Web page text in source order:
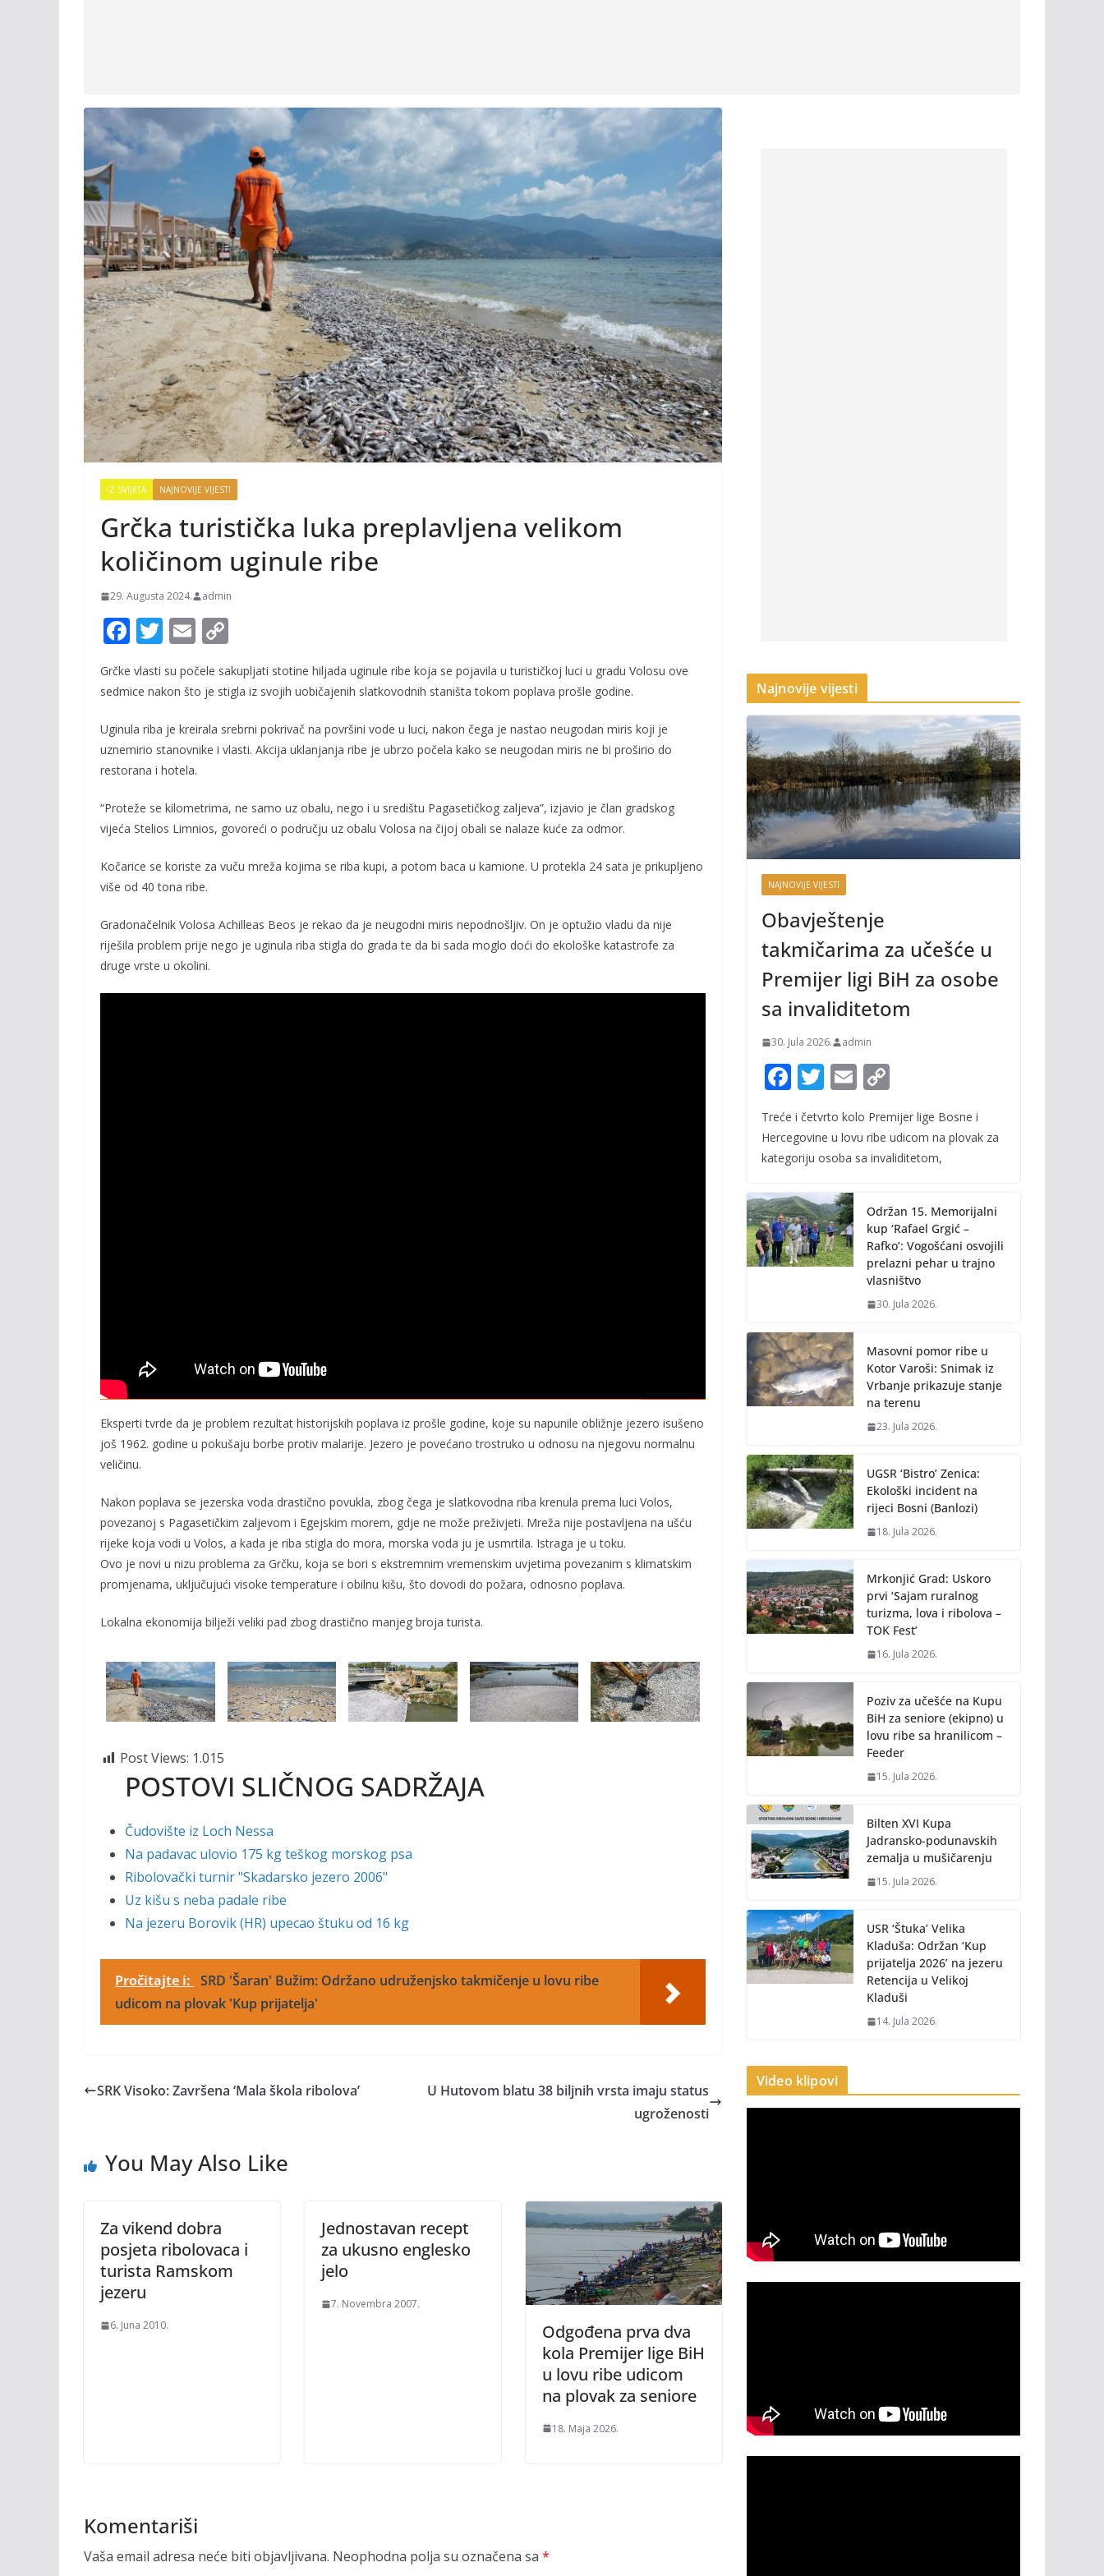
IZ SVIJETA NAJNOVIJE VIJESTI
Grčka turistička luka preplavljena velikom
količinom uginule ribe
29. Augusta 2024. admin
F
ac
e
o
o
T
itt
E
m
ai
o
p
y
Li
n
Grčke vlasti su počele sakupljati stotine hiljada uginule ribe koja se pojavila u turističkoj luci u gradu Volosu ove
sedmice nakon što je stigla iz svojih uobičajenih slatkovodnih staništa tokom poplava prošle godine.
Uginula riba je kreirala srebrni pokrivač na površini vode u luci, nakon čega je nastao neugodan miris koji je
uznemirio stanovnike i vlasti. Akcija uklanjanja ribe je ubrzo počela kako se neugodan miris ne bi proširio do
restorana i hotela.
“Proteže se kilometrima, ne samo uz obalu, nego i u središtu Pagasetičkog zaljeva”, izjavio je član gradskog
vijeća Stelios Limnios, govoreći o području uz obalu Volosa na čijoj obali se nalaze kuće za odmor.
Kočarice se koriste za vuču mreža kojima se riba kupi, a potom baca u kamione. U protekla 24 sata je prikupljeno
više od 40 tona ribe.
Gradonačelnik Volosa Achilleas Beos je rekao da je neugodni miris nepodnošljiv. On je optužio vladu da nije
riješila problem prije nego je uginula riba stigla do grada te da bi sada moglo doći do ekološke katastrofe za
druge vrste u okolini.
Pročitajte i: Održano Prvenstvo SRS F BiH u mušičarenju za juniore
Eksperti tvrde da je problem rezultat historijskih poplava iz prošle godine, koje su napunile obližnje jezero isušeno
još 1962. godine u pokušaju borbe protiv malarije. Jezero je povećano trostruko u odnosu na njegovu normalnu
veličinu.
Nakon poplava se jezerska voda drastično povukla, zbog čega je slatkovodna riba krenula prema luci Volos,
povezanoj s Pagasetičkim zaljevom i Egejskim morem, gdje ne može preživjeti. Mreža nije postavljena na ušću
rijeke koja vodi u Volos, a kada je riba stigla do mora, morska voda ju je usmrtila. Istraga je u toku.
Ovo je novi u nizu problema za Grčku, koja se bori s ekstremnim vremenskim uvjetima povezanim s klimatskim
promjenama, uključujući visoke temperature i obilnu kišu, što dovodi do požara, odnosno poplava.
Lokalna ekonomija bilježi veliki pad zbog drastično manjeg broja turista.
Post Views: 1.015
POSTOVI SLIČNOG SADRŽAJA
Čudovište iz Loch Nessa
Na padavac ulovio 175 kg teškog morskog psa
Ribolovački turnir "Skadarsko jezero 2006"
Uz kišu s neba padale ribe
Na jezeru Borovik (HR) upecao štuku od 16 kg
Pročitajte i: SRD 'Šaran' Bužim: Održano udruženjsko takmičenje u lovu ribe
udicom na plovak 'Kup prijatelja'
SRK Visoko: Završena ‘Mala škola ribolova’
U Hutovom blatu 38 biljnih vrsta imaju status
ugroženosti
You May Also Like
Za vikend dobra
posjeta ribolovaca i
turista Ramskom
jezeru
6. Juna 2010.
Jednostavan recept
za ukusno englesko
jelo
7. Novembra 2007.
Odgođena prva dva
kola Premijer lige BiH
u lovu ribe udicom
na plovak za seniore
18. Maja 2026.
Komentariši
Vaša email adresa neće biti objavljivana. Neophodna polja su označena sa *
Najnovije vijesti
NAJNOVIJE VIJESTI
Obavještenje
takmičarima za učešće u
Premijer ligi BiH za osobe
sa invaliditetom
30. Jula 2026. admin
F
ac
e
b
o
k
T
w
itt
er
E
ai
l
p
y
n
k
Treće i četvrto kolo Premijer lige Bosne i
Hercegovine u lovu ribe udicom na plovak za
kategoriju osoba sa invaliditetom,
Održan 15. Memorijalni
kup ‘Rafael Grgić –
Rafko’: Vogošćani osvojili
prelazni pehar u trajno
vlasništvo
30. Jula 2026.
Masovni pomor ribe u
Kotor Varoši: Snimak iz
Vrbanje prikazuje stanje
na terenu
23. Jula 2026.
UGSR ‘Bistro’ Zenica:
Ekološki incident na
rijeci Bosni (Banlozi)
18. Jula 2026.
Mrkonjić Grad: Uskoro
prvi ‘Sajam ruralnog
turizma, lova i ribolova –
TOK Fest’
16. Jula 2026.
Poziv za učešće na Kupu
BiH za seniore (ekipno) u
lovu ribe sa hranilicom –
Feeder
15. Jula 2026.
Bilten XVI Kupa
Jadransko-podunavskih
zemalja u mušičarenju
15. Jula 2026.
USR ‘Štuka’ Velika
Kladuša: Održan ‘Kup
prijatelja 2026’ na jezeru
Retencija u Velikoj
Kladuši
14. Jula 2026.
Video klipovi